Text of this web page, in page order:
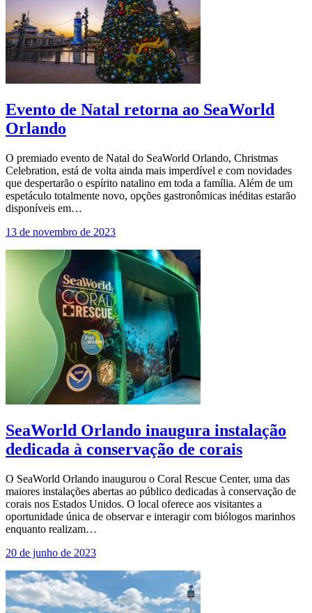
Evento de Natal retorna ao SeaWorld
Orlando
O premiado evento de Natal do SeaWorld Orlando, Christmas
Celebration, está de volta ainda mais imperdível e com novidades
que despertarão o espírito natalino em toda a família. Além de um
espetáculo totalmente novo, opções gastronômicas inéditas estarão
disponíveis em…
13 de novembro de 2023
SeaWorld Orlando inaugura instalação
dedicada à conservação de corais
O SeaWorld Orlando inaugurou o Coral Rescue Center, uma das
maiores instalações abertas ao público dedicadas à conservação de
corais nos Estados Unidos. O local oferece aos visitantes a
oportunidade única de observar e interagir com biólogos marinhos
enquanto realizam…
20 de junho de 2023